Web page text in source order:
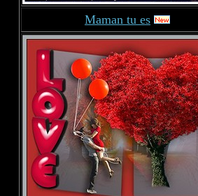
Maman tu es